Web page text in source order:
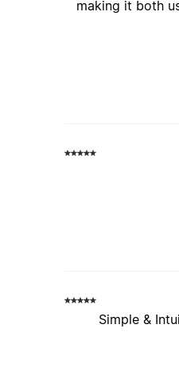
making it both
Simple &